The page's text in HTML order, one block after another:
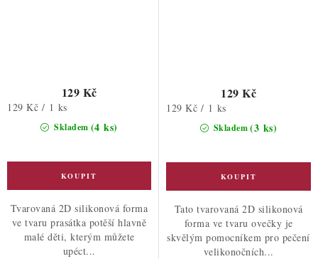
Skladem (4 ks)
129 Kč
Měrná
129 Kč / 1 ks
Tvarovaná 2D silikonová forma
ve tvaru prasátka potěší hlavně
malé děti, kterým můžete
upéct...
Skladem(3 ks)
129 Kč
Měrná
129 Kč / 1 ks
Tato tvarovaná 2D silikonová
forma ve tvaru ovečky je
skvělým pomocníkem pro pečení
velikonočních...